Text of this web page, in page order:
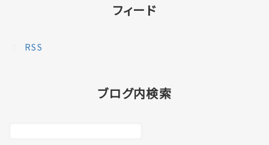
フィード
RSS
ブログ内検索